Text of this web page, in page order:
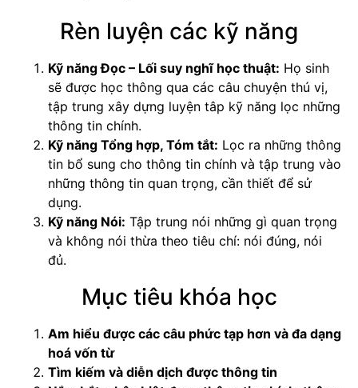
Rèn luyện các kỹ năng
Kỹ năng Đọc – Lối suy nghĩ học thuật: Họ sinh
sẽ được học thông qua các câu chuyện thú vị,
tập trung xây dựng luyện tâp kỹ năng lọc những
thông tin chính.
Kỹ năng Tổng hợp, Tóm tắt: Lọc ra những thông
tin bổ sung cho thông tin chính và tập trung vào
những thông tin quan trọng, cần thiết để sử
dụng.
Kỹ năng Nói: Tập trung nói những gì quan trọng
và không nói thừa theo tiêu chí: nói đúng, nói
đủ.
Mục tiêu khóa học
Am hiểu được các câu phức tạp hơn và đa dạng
hoá vốn từ
Tìm kiếm và diễn dịch được thông tin